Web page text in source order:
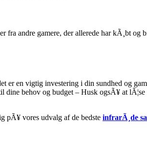
fra andre gamere, der allerede har kÃ¸bt
en vigtig investering i din sundhed og
behov og budget – Husk ogsÃ¥ at
pÃ¥ vores udvalg af de bedste infrarÃ¸de